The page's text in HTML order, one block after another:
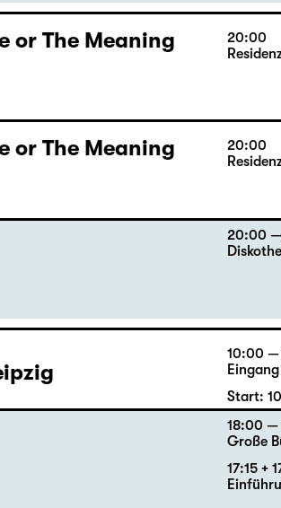
20:00
or The Meaning
20:00
or The Meaning
20:00 —
10:00 —
Start:
18:00 —
Große
17:15 +